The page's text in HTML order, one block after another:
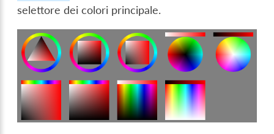
selettore dei colori principale.